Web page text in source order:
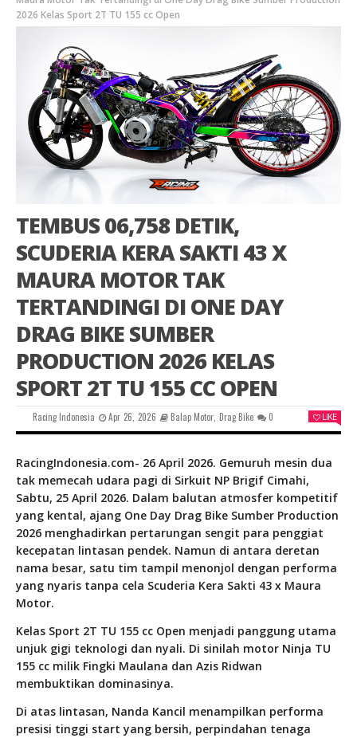
2026 Kelas Sport 2T TU 155 cc Open
TEMBUS 06,758 DETIK,
SCUDERIA KERA SAKTI 43 X
MAURA MOTOR TAK
TERTANDINGI DI ONE DAY
DRAG BIKE SUMBER
PRODUCTION 2026 KELAS
SPORT 2T TU 155 CC OPEN
Racing Indonesia Apr 26, 2026 Balap Motor, Drag Bike 0 LIKE
RacingIndonesia.com- 26 April 2026. Gemuruh mesin dua
tak memecah udara pagi di Sirkuit NP Brigif Cimahi,
Sabtu, 25 April 2026. Dalam balutan atmosfer kompetitif
yang kental, ajang One Day Drag Bike Sumber Production
2026 menghadirkan pertarungan sengit para penggiat
kecepatan lintasan pendek. Namun di antara deretan
nama besar, satu tim tampil menonjol dengan performa
yang nyaris tanpa cela Scuderia Kera Sakti 43 x Maura
Motor.
Kelas Sport 2T TU 155 cc Open menjadi panggung utama
unjuk gigi teknologi dan nyali. Di sinilah motor Ninja TU
155 cc milik Fingki Maulana dan Azis Ridwan
membuktikan dominasinya.
Di atas lintasan, Nanda Kancil menampilkan performa
presisi tinggi start yang bersih, perpindahan tenaga